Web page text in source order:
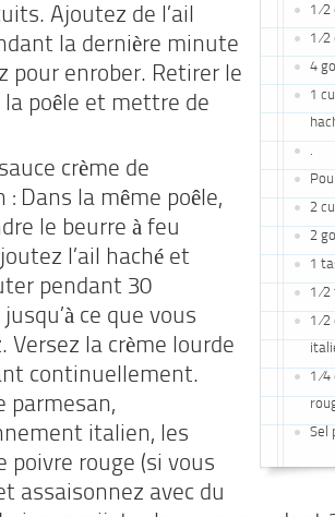
1
1
4
1
.
2
2
1
1
1
1
Sel
Ajoutez de l’ail
la dernière minute
pour enrober. Retirer le
la poêle et mettre de
crème de
: Dans la même poêle,
le beurre à feu
l’ail haché et
pendant 30
ce que vous
Versez la crème lourde
continuellement.
parmesan,
italien, les
poivre rouge (si vous
assaisonnez avec du